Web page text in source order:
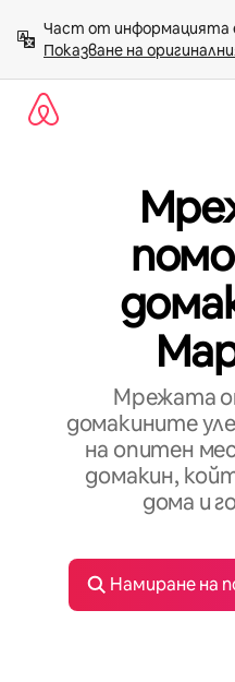
към
съдържанието
Показване на
Мрежата
домакините
на опитен
домакин,
дома и
Намиране на